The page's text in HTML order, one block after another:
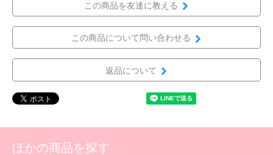
この商品を友達に教える
この商品について問い合わせる
返品について
ほかの商品を探す